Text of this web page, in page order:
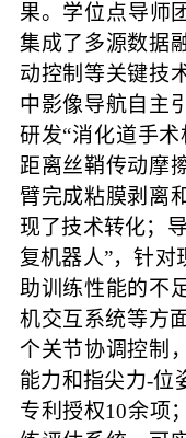
果。学位点导师
集成了多源数据
动控制等关键技
中影像导航自主
研发“消化道手
距离丝鞘传动摩
臂完成粘膜剥离
现了技术转化；
复机器人”，针对
助训练性能的不
机交互系统等方
个关节协调控制
能力和指尖力-位
专利授权10余项